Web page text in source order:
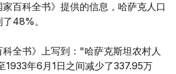
百科全书》提供的信息，哈萨克人口
48%。
科全书》上写到："哈萨克斯坦农村人
1933年6月1日之间减少了337.95万